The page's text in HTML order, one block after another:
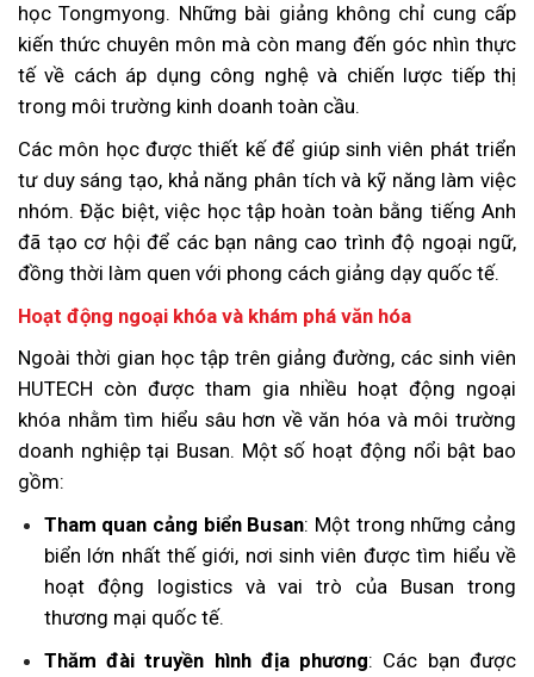
học Tongmyong. Những bài giảng không chỉ cung cấp
kiến thức chuyên môn mà còn mang đến góc nhìn thực
tế về cách áp dụng công nghệ và chiến lược tiếp thị
trong môi trường kinh doanh toàn cầu.
Các môn học được thiết kế để giúp sinh viên phát triển
tư duy sáng tạo, khả năng phân tích và kỹ năng làm việc
nhóm. Đặc biệt, việc học tập hoàn toàn bằng tiếng Anh
đã tạo cơ hội để các bạn nâng cao trình độ ngoại ngữ,
đồng thời làm quen với phong cách giảng dạy quốc tế.
Hoạt động ngoại khóa và khám phá văn hóa
Ngoài thời gian học tập trên giảng đường, các sinh viên
HUTECH còn được tham gia nhiều hoạt động ngoại
khóa nhằm tìm hiểu sâu hơn về văn hóa và môi trường
doanh nghiệp tại Busan. Một số hoạt động nổi bật bao
gồm:
Tham quan cảng biển Busan: Một trong những cảng
biển lớn nhất thế giới, nơi sinh viên được tìm hiểu về
hoạt động logistics và vai trò của Busan trong
thương mại quốc tế.
Thăm đài truyền hình địa phương: Các bạn được